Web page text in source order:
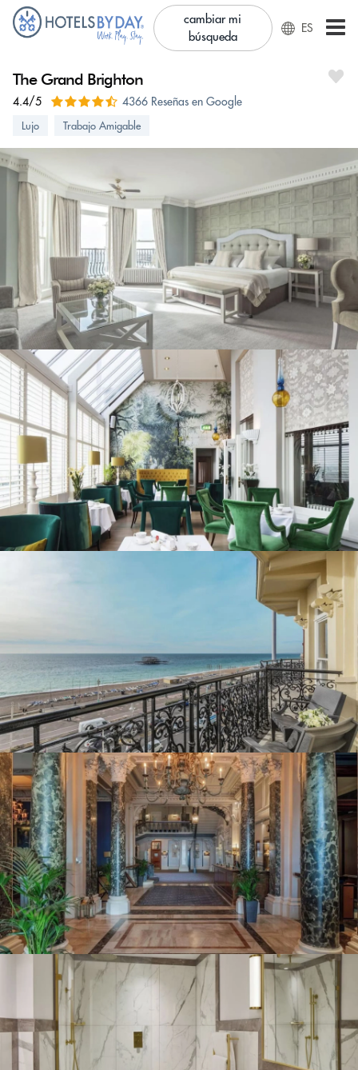
cambiar mi
búsqueda
ES
The Grand Brighton
4.4/5 4366 Reseñas en Google
Lujo Trabajo Amigable